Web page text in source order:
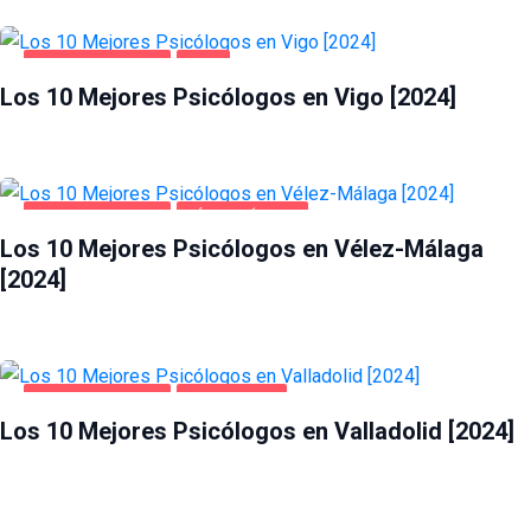
Los 10 Mejores Psicólogos en Vigo [2024]
Los 10 Mejores Psicólogos en Vélez-Málaga
[2024]
Los 10 Mejores Psicólogos en Valladolid [2024]